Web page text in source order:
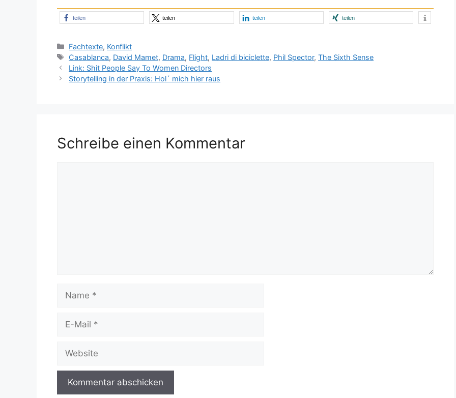
teilen teilen teilen teilen
Kategorien
Fachtexte, Konflikt
Schlagwörter
Casablanca, David Mamet, Drama, Flight, Ladri di biciclette, Phil Spector,The Sixth Sense
Link: Shit People Say To Women Directors
Storytelling in der Praxis: Hol´ mich hier raus
Schreibe einen Kommentar
Mail